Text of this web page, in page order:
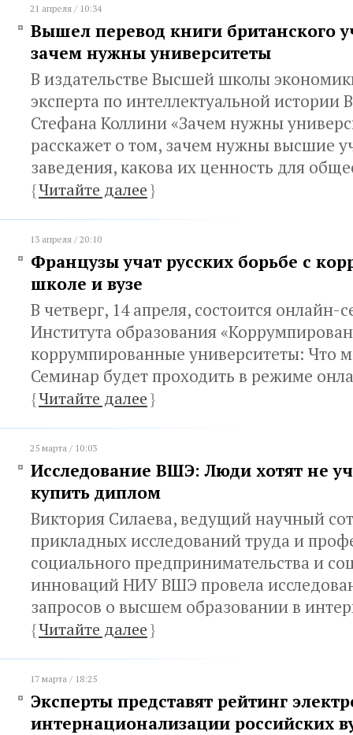
21 апреля / 10:34
Вышел перевод книги британского
зачем нужны университеты
В издательстве Высшей школы
эксперта по интеллектуальной истории
Стефана Коллини «Зачем нужны
расскажет о том, зачем нужны высшие
заведения, какова их ценность для
{Читайте далее}
13 апреля / 20:10
Французы учат русских борьбе с
школе и вузе
В четверг, 14 апреля, состоится онлайн-
Института образования
коррумпированные университеты: Что
Семинар будет проходить в режиме
{Читайте далее}
25 марта / 10:03
Исследование ВШЭ: Люди хотят не
купить диплом
Виктория Силаева, ведущий научный
прикладных исследований труда и
социального предпринимательства и
инноваций НИУ ВШЭ провела
запросов о высшем образовании в
{Читайте далее}
17 марта / 18:25
Эксперты представят рейтинг
интернационализации российских